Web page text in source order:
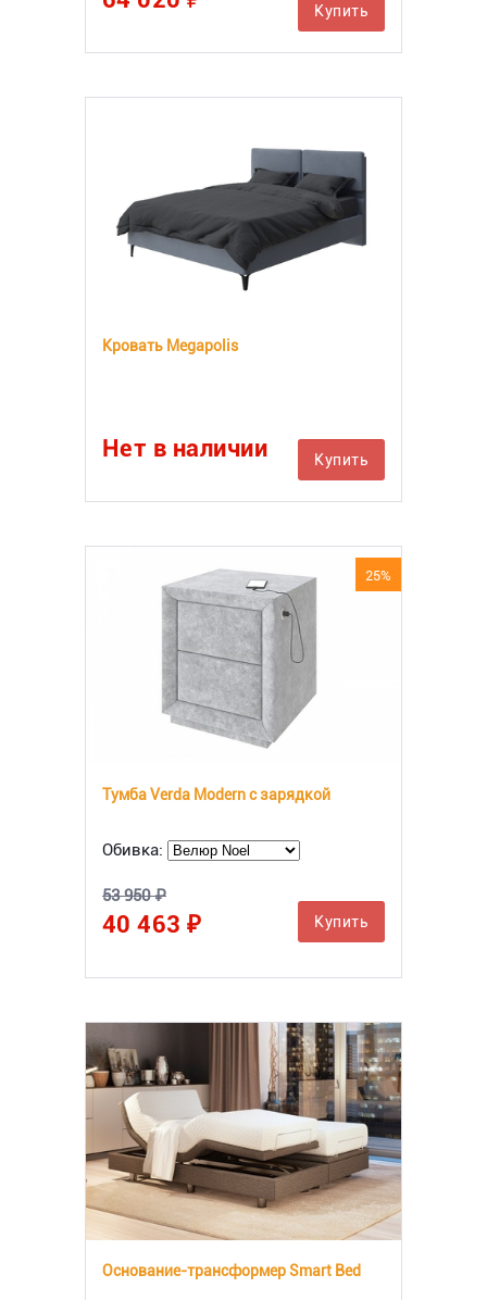
Купить
Кровать Megapolis
Нет в наличии Купить
25%
Тумба Verda Modern с зарядкой
Обивка:
53 950 ₽
40 463 ₽ Купить
Основание-трансформер Smart Bed